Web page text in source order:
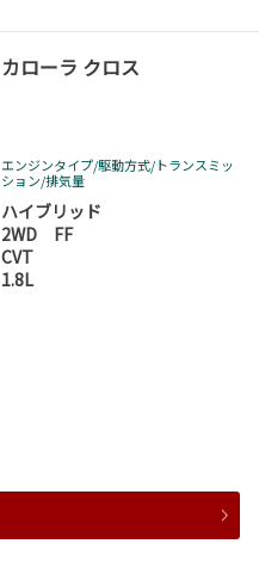
カローラ クロス
エンジンタイプ/駆動方式/トランスミッ
ション/排気量
ハイブリッド
2WD FF
CVT
1.8L